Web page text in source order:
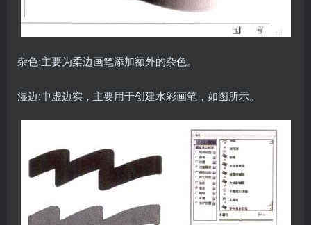
杂色:主要为柔边画笔添加额外的杂色。
湿边:中虚边实，主要用于创建水彩画笔，如图所示。